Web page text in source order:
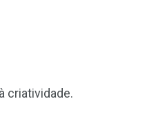
criatividade.